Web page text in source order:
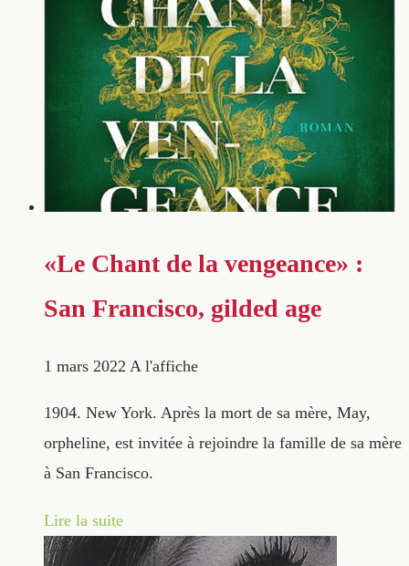
«Le Chant de la vengeance» :
San Francisco, gilded age
1 mars 2022 A l'affiche
1904. New York. Après la mort de sa mère, May,
orpheline, est invitée à rejoindre la famille de sa mère
à San Francisco.
Lire la suite